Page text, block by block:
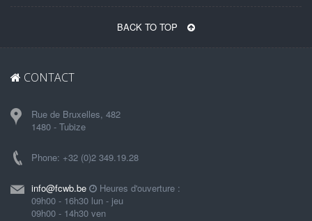
BACK TO TOP
CONTACT
Rue de Bruxelles, 482
1480 - Tubize
Phone: +32 (0)2 349.19.28
info@fcwb.be
Heures d'ouverture :
09h00 - 16h30 lun - jeu
09h00 - 14h30 ven